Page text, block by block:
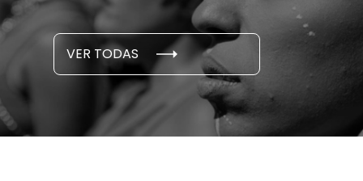
VER TODAS
E PESQUISAS
novembro, 2021